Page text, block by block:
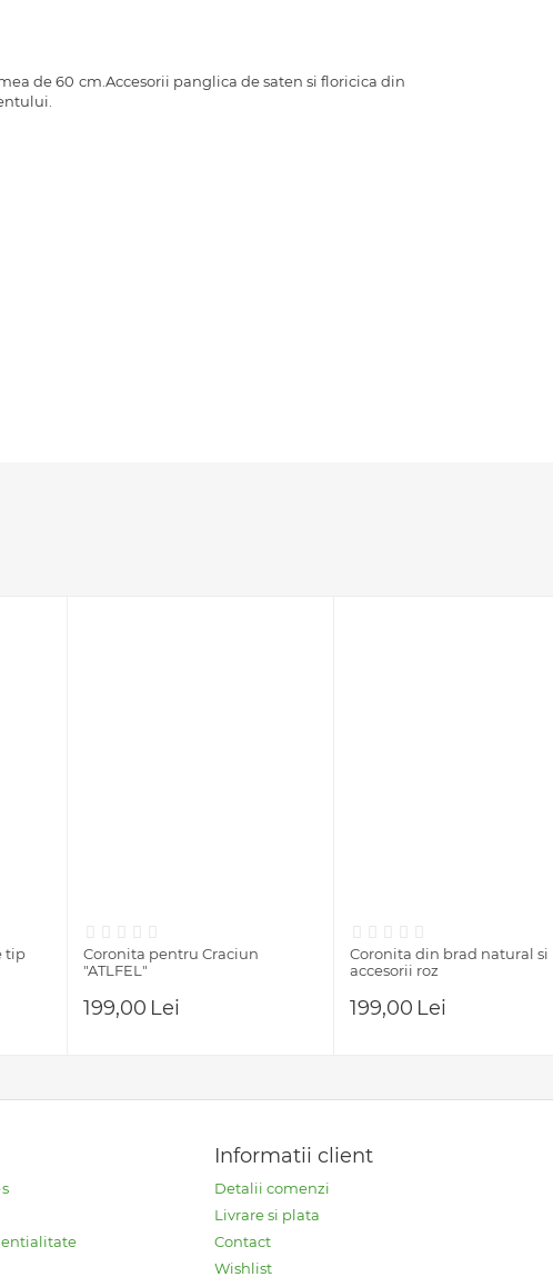
de 60 cm.Accesorii panglica de saten si floricica din
tip
Coronita pentru Craciun
"ATLFEL"
199,00 Lei
Coronita din brad natural si
accesorii roz
199,00 Lei
Informatii client
Detalii comenzi
Livrare si plata
Contact
Wishlist